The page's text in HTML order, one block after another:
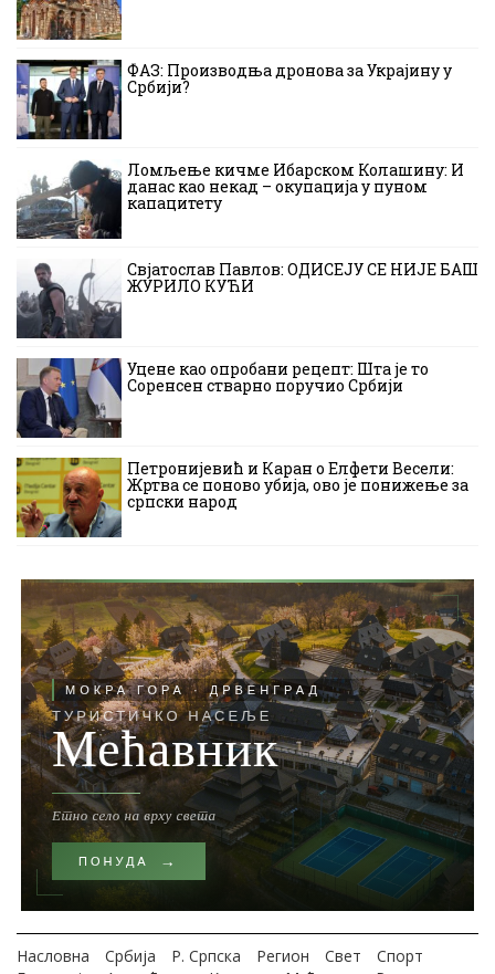
ФАЗ: Производња дронова за Украјину у
Србији?
Ломљење кичме Ибарском Колашину: И
данас као некад – окупација у пуном
капацитету
Свјатослав Павлов: ОДИСЕЈУ СЕ НИЈЕ БАШ
ЖУРИЛО КУЋИ
Уцене као опробани рецепт: Шта је то
Соренсен стварно поручио Србији
Петронијевић и Каран о Елфети Весели:
Жртва се поново убија, ово је понижење за
српски народ
Насловна Србија Р. Српска Регион Свет
Спорт